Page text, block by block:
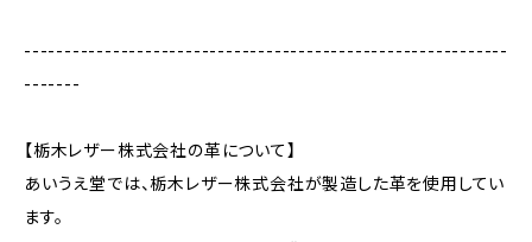
------------------------------------------------------------
-------
【栃木レザー株式会社の革について】
あいうえ堂では、栃木レザー株式会社が製造した革を使用してい
ます。